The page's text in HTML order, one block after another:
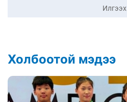
Илгээх
Холбоотой мэдээ